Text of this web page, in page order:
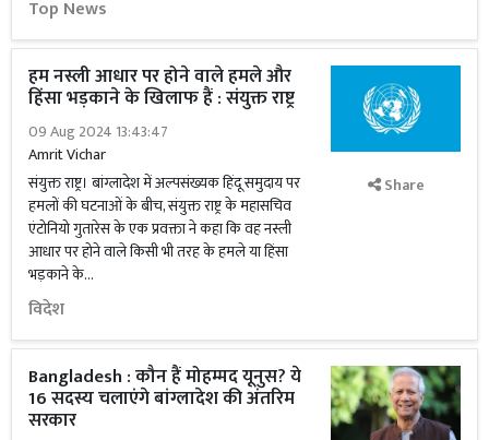
Top News
हम नस्ली आधार पर होने वाले हमले और
हिंसा भड़काने के खिलाफ हैं : संयुक्त राष्ट्र
09 Aug 2024 13:43:47
Amrit Vichar
संयुक्त राष्ट्र। बांग्लादेश में अल्पसंख्यक हिंदू समुदाय पर
हमलों की घटनाओं के बीच, संयुक्त राष्ट्र के महासचिव
एंटोनियो गुतारेस के एक प्रवक्ता ने कहा कि वह नस्ली
आधार पर होने वाले किसी भी तरह के हमले या हिंसा
भड़काने के...
विदेश
Share
Bangladesh : कौन हैं मोहम्मद यूनुस? ये
16 सदस्य चलाएंगे बांग्लादेश की अंतरिम
सरकार